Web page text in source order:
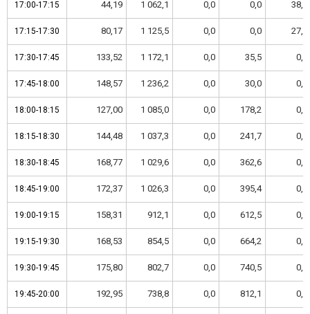
17:00-17:15 44,19 1 062,1 0,0 0,0 38,5
17:15-17:30 80,17 1 125,5 0,0 0,0 27,1
17:30-17:45 133,52 1 172,1 0,0 35,5 0,0
17:45-18:00 148,57 1 236,2 0,0 30,0 0,0
18:00-18:15 127,00 1 085,0 0,0 178,2 0,0
18:15-18:30 144,48 1 037,3 0,0 241,7 0,0
18:30-18:45 168,77 1 029,6 0,0 362,6 0,0
18:45-19:00 172,37 1 026,3 0,0 395,4 0,0
19:00-19:15 158,31 912,1 0,0 612,5 0,0
19:15-19:30 168,53 854,5 0,0 664,2 0,0
19:30-19:45 175,80 802,7 0,0 740,5 0,0
19:45-20:00 192,95 738,8 0,0 812,1 0,0
17:00-17:15
17:15-17:30
17:30-17:45
17:45-18:00
18:00-18:15
18:15-18:30
18:30-18:45
18:45-19:00
19:00-19:15
19:15-19:30
19:30-19:45
19:45-20:00